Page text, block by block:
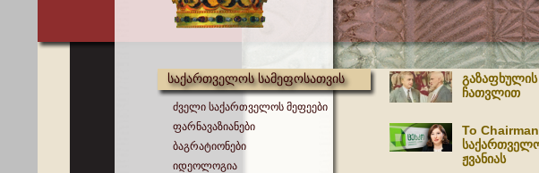
საქართველოს სამეფოსათვის
ძველი საქართველოს მეფეები
ფარნავაზიანები
ბაგრატიონები
იდეოლოგია
ჩათვლით
To
ჟვანიას